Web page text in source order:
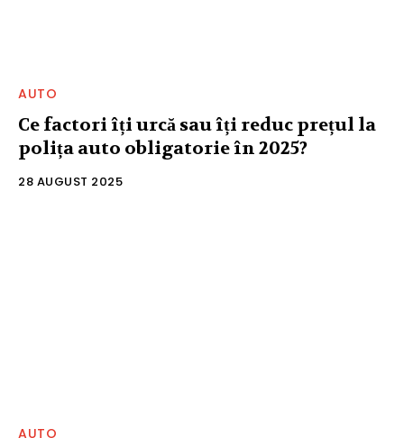
AUTO
Ce factori îți urcă sau îți reduc prețul la
polița auto obligatorie în 2025?
28 AUGUST 2025
AUTO